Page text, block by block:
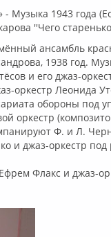
- Музыка 1943 года
''Чего
ансамбль
1938 год.
и его джаз-
оркестр Леонида
обороны под
оркестр
Ф. и Л.
и джаз-оркестр
Флакс и джаз-